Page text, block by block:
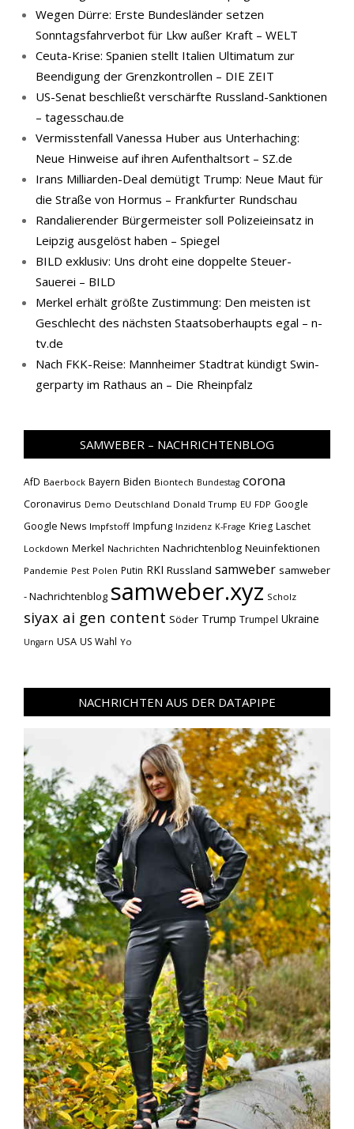
Wegen Dürre: Erste Bundesländer setzen
Sonntagsfahrverbot für Lkw außer Kraft – WELT
Ceuta-Krise: Spanien stellt Italien Ultimatum zur
Beendigung der Grenzkontrollen – DIE ZEIT
US-Senat beschließt verschärfte Russland-Sanktionen
– tagesschau.de
Vermisstenfall Vanessa Huber aus Unterhaching:
Neue Hinweise auf ihren Aufenthaltsort – SZ.de
Irans Milliarden-Deal demütigt Trump: Neue Maut für
die Straße von Hormus – Frankfurter Rundschau
Randalierender Bürgermeister soll Polizeieinsatz in
Leipzig ausgelöst haben – Spiegel
BILD exklusiv: Uns droht eine doppelte Steuer-
Sauerei – BILD
Merkel erhält größte Zustimmung: Den meisten ist
Geschlecht des nächsten Staatsoberhaupts egal – n-
tv.de
Nach FKK-​Reise: Mann­hei­mer Stadt­rat kün­digt Swin­
ger­par­ty im Rat­haus an – Die Rheinpfalz
SAMWEBER – NACHRICHTENBLOG
AfD Baerbock Bayern Biden Biontech Bundestag corona
Coronavirus Demo Deutschland Donald Trump EU FDP Google
Google News Impfstoff Impfung Inzidenz K-Frage Krieg Laschet
Lockdown Merkel Nachrichten Nachrichtenblog Neuinfektionen
Pandemie Pest Polen Putin RKI Russland samweber samweber
- Nachrichtenblog samweber.xyz Scholz
siyax ai gen content Söder Trump Trumpel Ukraine
Ungarn USA US Wahl Yo
NACHRICHTEN AUS DER DATAPIPE